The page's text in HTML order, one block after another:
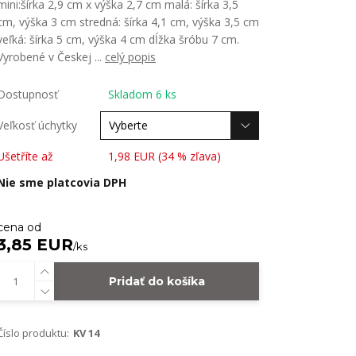
2,9 cm x výška 2,7 cm malá: šírka 3,5
výška 3 cm stredná: šírka 4,1 cm, výška 3,5 cm
šírka 5 cm, výška 4 cm dĺžka šróbu 7 cm.
v Českej ... celý popis
Skladom 6 ks
úchytky
až 1,98 EUR (34 % zľava)
sme platcovia DPH
od
EUR/ks
Pridať do košíka
produktu: KV 14